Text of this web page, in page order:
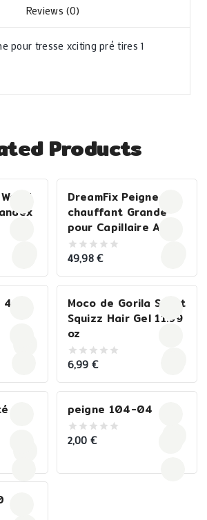
Reviews (0)
pour tresse xciting pré tires 1
Products
DreamFix Peigne
chauffant Grande
pour Capillaire Afro
0
of
5
49,98€
4
Moco de Gorila Sport
Squizz Hair Gel 11.99
oz
0
of
5
6,99€
–
peigne 104-04
0
2,00€